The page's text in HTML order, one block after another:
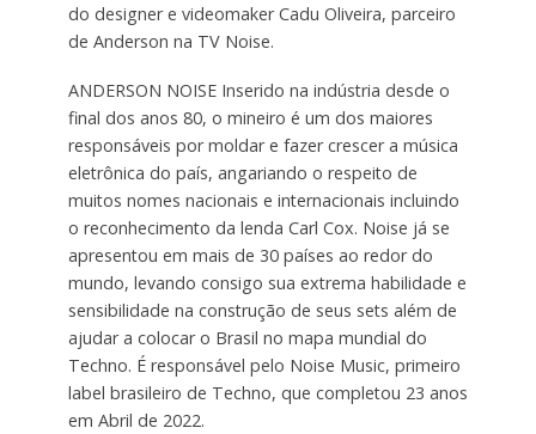
do designer e videomaker Cadu Oliveira, parceiro
de Anderson na TV Noise.
ANDERSON NOISE Inserido na indústria desde o
final dos anos 80, o mineiro é um dos maiores
responsáveis por moldar e fazer crescer a música
eletrônica do país, angariando o respeito de
muitos nomes nacionais e internacionais incluindo
o reconhecimento da lenda Carl Cox. Noise já se
apresentou em mais de 30 países ao redor do
mundo, levando consigo sua extrema habilidade e
sensibilidade na construção de seus sets além de
ajudar a colocar o Brasil no mapa mundial do
Techno. É responsável pelo Noise Music, primeiro
label brasileiro de Techno, que completou 23 anos
em Abril de 2022.